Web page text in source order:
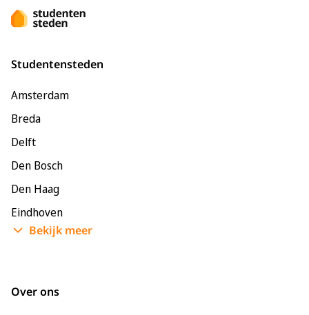
Studentensteden
Amsterdam
Breda
Delft
Den Bosch
Den Haag
Eindhoven
Enschede
Bekijk meer
Over ons